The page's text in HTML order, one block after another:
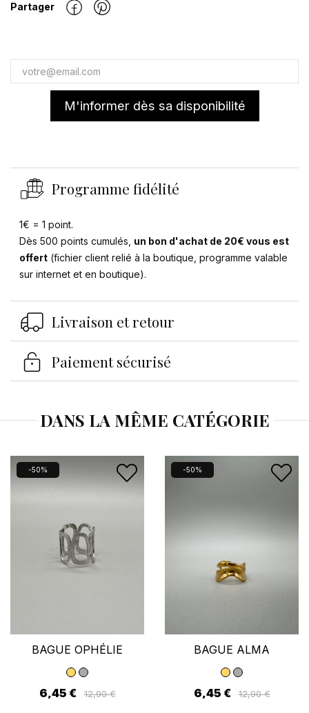
Partager
M'informer dès sa disponibilité
Programme fidélité
1€ = 1 point.
Dès 500 points cumulés, un bon d'achat de 20€ vous est
offert(fichier client relié à la boutique, programme valable
sur internet et en boutique).
Livraison et retour
Paiement sécurisé
DANS LA MÊME CATÉGORIE
-50%
BAGUE OPHÉLIE
6,45 € 12,90 €
-50%
BAGUE ALMA
6,45 € 12,90 €
Se connecter ×
Vous devez être connecté pour enregistrer des
produits dans votre liste d'envies.